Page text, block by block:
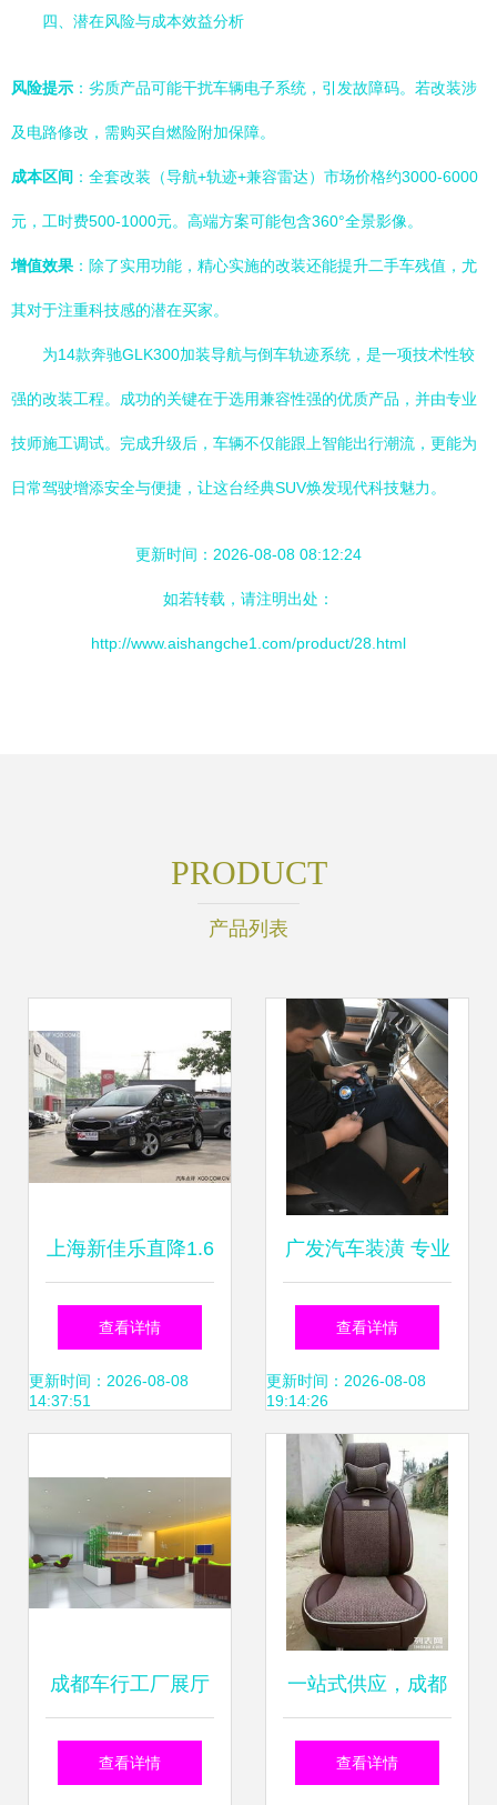
四、潜在风险与成本效益分析
风险提示 ：劣质产品可能干扰车辆电子系统，引发故障码。若改装涉
及电路修改，需购买自燃险附加保障。
成本区间 ：全套改装（导航+轨迹+兼容雷达）市场价格约3000-6000
元，工时费500-1000元。高端方案可能包含360°全景影像。
增值效果 ：除了实用功能，精心实施的改装还能提升二手车残值，尤
其对于注重科技感的潜在买家。
为14款奔驰GLK300加装导航与倒车轨迹系统，是一项技术性较
强的改装工程。成功的关键在于选用兼容性强的优质产品，并由专业
技师施工调试。完成升级后，车辆不仅能跟上智能出行潮流，更能为
日常驾驶增添安全与便捷，让这台经典SUV焕发现代科技魅力。
更新时间：2026-08-08 08:12:24
如若转载，请注明出处：
http://www.aishangche1.com/product/28.html
PRODUCT
产品列表
上海新佳乐直降1.6
万，购车即送全面
装潢礼包
查看详情
更新时间：2026-08-08
14:37:51
广发汽车装潢 专业
美容改装与维修服
务，焕新您的爱车
查看详情
更新时间：2026-08-08
19:14:26
成都车行工厂展厅
| 工业风x艺术感，
查看详情
一站式供应，成都
汽车座椅用品与装
查看详情